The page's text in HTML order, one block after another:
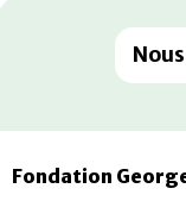
Fondation